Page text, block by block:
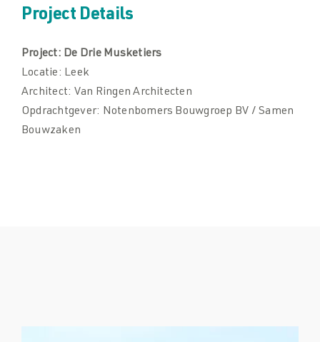
Project Details
Project: De Drie Musketiers
Locatie: Leek
Architect: Van Ringen Architecten
Opdrachtgever: Notenbomers Bouwgroep BV / Samen
Bouwzaken